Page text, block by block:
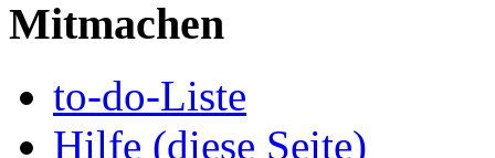
Mitmachen
to-do-Liste
Hilfe (diese Seite)